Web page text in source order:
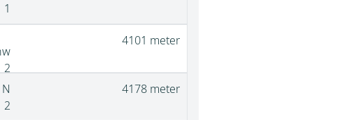
4101 meter
4178 meter